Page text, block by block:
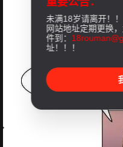
未满18岁请离开！！
网站地址定期更换
件到：
址！！！